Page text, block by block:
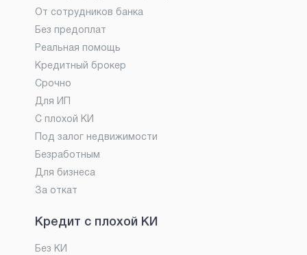
От сотрудников банка
Без предоплат
Реальная помощь
Кредитный брокер
Срочно
Для ИП
С плохой КИ
Под залог недвижимости
Безработным
Для бизнеса
За откат
Кредит с плохой КИ
Без КИ